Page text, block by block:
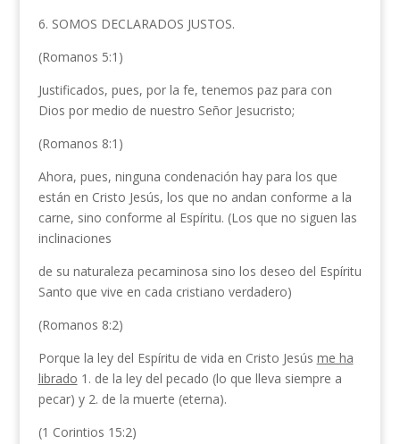
6. SOMOS DECLARADOS JUSTOS.
(Romanos 5:1)
Justificados, pues, por la fe, tenemos paz para con
Dios por medio de nuestro Señor Jesucristo;
(Romanos 8:1)
Ahora, pues, ninguna condenación hay para los que
están en Cristo Jesús, los que no andan conforme a la
carne, sino conforme al Espíritu. (Los que no siguen las
inclinaciones
de su naturaleza pecaminosa sino los deseo del Espíritu
Santo que vive en cada cristiano verdadero)
(Romanos 8:2)
Porque la ley del Espíritu de vida en Cristo Jesús me ha
librado 1. de la ley del pecado (lo que lleva siempre a
pecar) y 2. de la muerte (eterna).
(1 Corintios 15:2)